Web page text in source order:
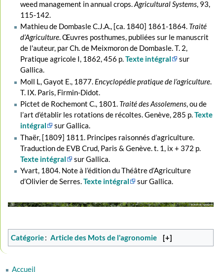
weed management in annual crops.Agricultural Systems, 93,
115-142.
Mathieu de Dombasle C.J.A., [ca. 1840] 1861-1864. Traité
d’Agriculture. Œuvres posthumes, publiées sur le manuscrit
de l'auteur, par Ch. de Meixmoron de Dombasle. T. 2,
Pratique agricole I, 1862, 456 p.Texte intégral
sur
Gallica.
Moll L, Gayot E., 1877. Encyclopédie pratique de l’agriculture.
T. IX. Paris, Firmin-Didot.
Pictet de Rochemont C., 1801. Traité des Assolemens, ou de
l’art d’établir les rotations de récoltes. Genève, 285 p.Texte
intégral
sur Gallica.
Thaër, [1809] 1811. Principes raisonnés d’agriculture.
Traduction de EVB Crud, Paris & Genève. t. 1, ix + 372 p.
Texte intégral
sur Gallica.
Yvart, 1804. Note à l’édition du Théâtre d’Agriculture
d’Olivier de Serres.Texte intégral sur Gallica.
Catégorie: Article des Mots de l'agronomie [+]
Accueil